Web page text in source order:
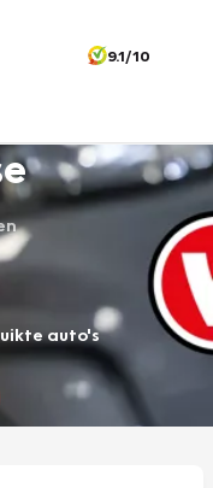
9.1/10
auto's